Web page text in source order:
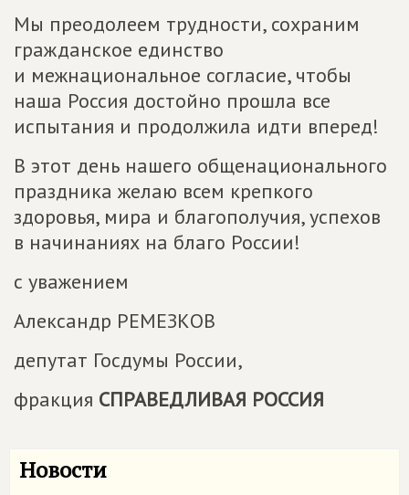
Мы преодолеем трудности, сохраним
гражданское единство
и межнациональное согласие, чтобы
наша Россия достойно прошла все
испытания и продолжила идти вперед!
В этот день нашего общенационального
праздника желаю всем крепкого
здоровья, мира и благополучия, успехов
в начинаниях на благо России!
с уважением
Александр РЕМЕЗКОВ
депутат Госдумы России,
фракция СПРАВЕДЛИВАЯ РОССИЯ
Новости